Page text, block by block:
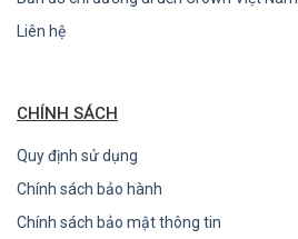
Liên hệ
CHÍNH SÁCH
Quy định sử dụng
Chính sách bảo hành
Chính sách bảo mật thông tin